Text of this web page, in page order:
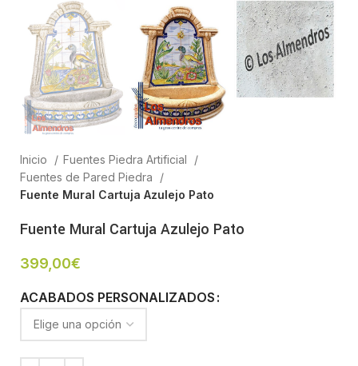
Inicio
Fuentes Piedra Artificial
Fuentes de Pared Piedra
Fuente Mural Cartuja Azulejo Pato
Fuente Mural Cartuja Azulejo Pato
399,00€
ACABADOS PERSONALIZADOS